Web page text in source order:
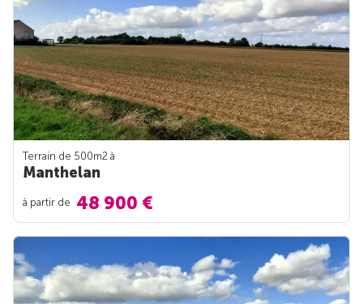
Terrain de 500m2 à
Manthelan
à partir de 48 900 €